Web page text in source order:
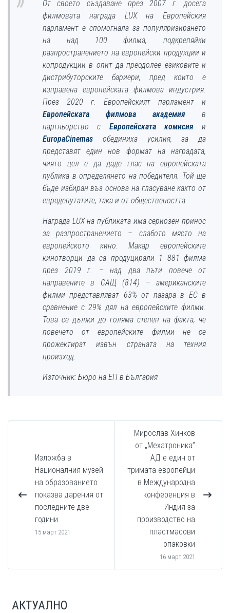
От своето създаване през 2007 г. досега
филмовата награда LUX на Европейския
парламент е спомогнала за популяризирането
на над 100 филма, подкрепяйки
разпространението на европейски продукции и
копродукции в опит да преодолее езиковите и
дистрибуторските бариери, пред които е
изправена европейската филмова индустрия.
През 2020 г. Европейският парламент и
Европейската филмова академия в
партньорство с Европейската комисияи
EuropaCinemas обединиха усилия, за да
представят един нов формат на наградата,
чиято цел е да даде глас на европейската
публика в определянето на победителя. Той ще
бъде избиран въз основа на гласуване както от
евродепутатите, така и от обществеността.
Награда LUX на публиката има сериозен принос
за разпространението – слабото място на
европейското кино. Макар европейските
кинотворци да са продуцирали 1 881 филма
през 2019 г. – над два пъти повече от
направените в САЩ (814) – американските
филми представляват 63% от пазара в ЕС в
сравнение с 29% дял на европейските филми.
Това се дължи до голяма степен на факта, че
повечето от европейските филми не се
прожектират извън страната на техния
произход.
Източник: Бюро на ЕП в България
Изложба в
Националния музей
на образованието
показва дарения от
последните две
години
15 март 2021
Мирослав Хинков
от „Мехатроника”
АД е един от
тримата европейци
в Международна
конференция в
Индия за
производство на
пластмасови
опаковки
16 март 2021
АКТУАЛНО